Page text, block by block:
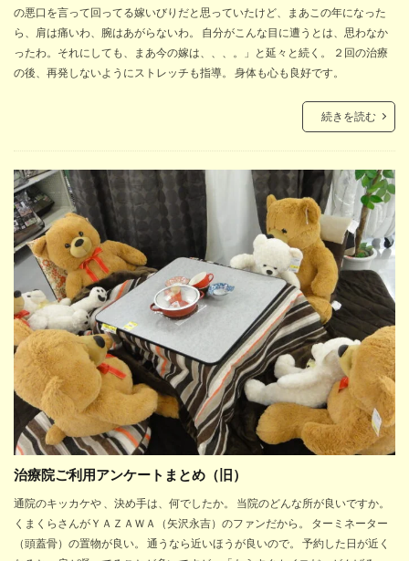
の悪口を言って回ってる嫁いびりだと思っていたけど、まあこの年になった
ら、肩は痛いわ、腕はあがらないわ。 自分がこんな目に遭うとは、思わなか
ったわ。それにしても、まあ今の嫁は、、、。」と延々と続く。 ２回の治療
の後、再発しないようにストレッチも指導。 身体も心も良好です。
続きを読む
治療院ご利用アンケートまとめ（旧）
通院のキッカケや 、決め手は、何でしたか。 当院のどんな所が良いですか。
くまくらさんがＹＡＺＡＷＡ（矢沢永吉）のファンだから。 ターミネーター
（頭蓋骨）の置物が良い。 通うなら近いほうが良いので。 予約した日が近く